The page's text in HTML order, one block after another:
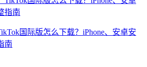
国际版怎么下载？iPhone、安卓安
南